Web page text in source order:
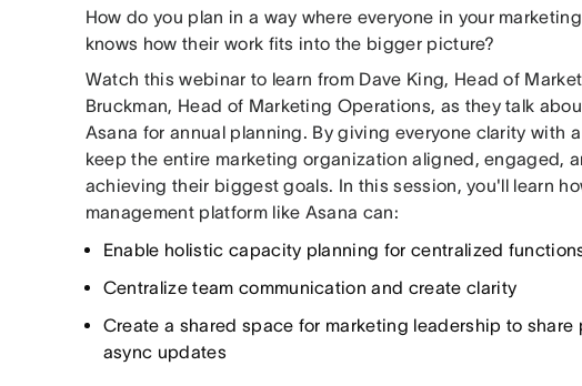
How do you plan in a way where everyone in your
knows how their work fits into the bigger picture?
Watch this webinar to learn from Dave King, Head of
Bruckman, Head of Marketing Operations, as they talk
Asana for annual planning. By giving everyone clarity with
keep the entire marketing organization aligned, engaged,
achieving their biggest goals. In this session, you'll learn
management platform like Asana can:
Enable holistic capacity planning for centralized
Centralize team communication and create clarity
Create a shared space for marketing leadership to share
async updates